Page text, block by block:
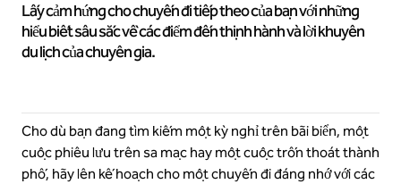
Lấy cảm hứng cho chuyến đi tiếp theo của bạn với những
hiểu biết sâu sắc về các điểm đến thịnh hành và lời khuyên
du lịch của chuyên gia.
Cho dù bạn đang tìm kiếm một kỳ nghỉ trên bãi biển, một
cuộc phiêu lưu trên sa mạc hay một cuộc trốn thoát thành
phố, hãy lên kế hoạch cho một chuyến đi đáng nhớ với các